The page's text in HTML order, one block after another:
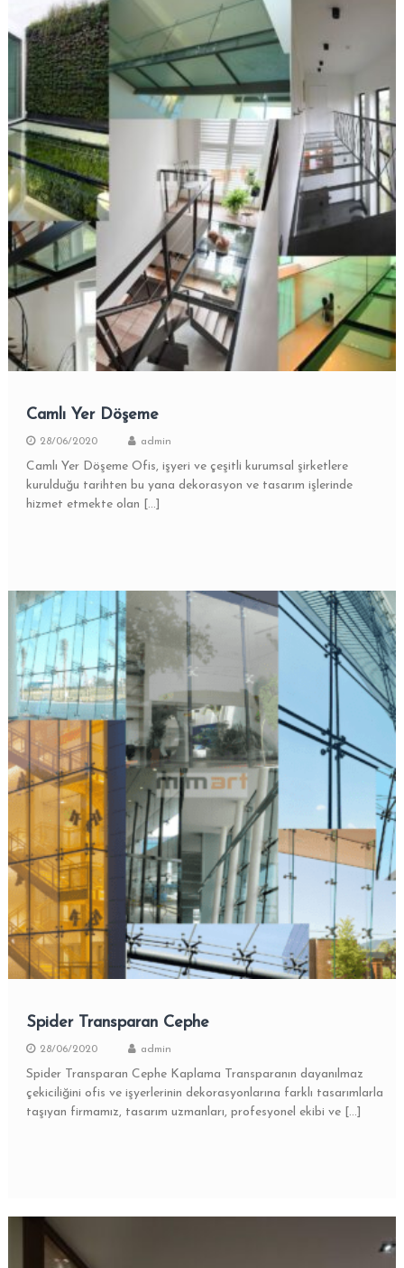
Camlı Yer Döşeme
28/06/2020 admin
Camlı Yer Döşeme Ofis, işyeri ve çeşitli kurumsal şirketlere
kurulduğu tarihten bu yana dekorasyon ve tasarım işlerinde
hizmet etmekte olan […]
Spider Transparan Cephe
28/06/2020 admin
Spider Transparan Cephe Kaplama Transparanın dayanılmaz
çekiciliğini ofis ve işyerlerinin dekorasyonlarına farklı tasarımlarla
taşıyan firmamız, tasarım uzmanları, profesyonel ekibi ve […]